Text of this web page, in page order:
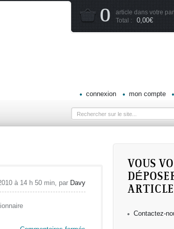
connexion mon compte
0
article dans votre
Total : 0,00€
à 14 h 50 min, par Davy
VOUS
Contactez-